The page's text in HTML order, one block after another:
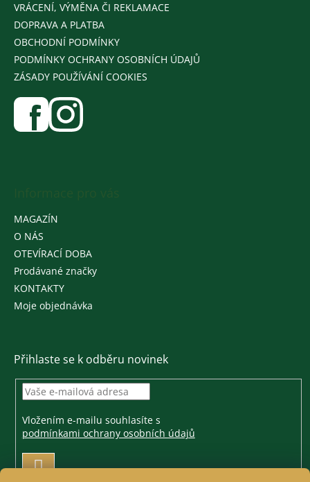
VRÁCENÍ, VÝMĚNA ČI REKLAMACE
DOPRAVA A PLATBA
OBCHODNÍ PODMÍNKY
PODMÍNKY OCHRANY OSOBNÍCH ÚDAJŮ
ZÁSADY POUŽÍVÁNÍ COOKIES
MAGAZÍN
O NÁS
OTEVÍRACÍ DOBA
Prodávané značky
KONTAKTY
Moje objednávka
Přihlaste se k odběru novinek
Vložením e-mailu souhlasíte s
podmínkami ochrany osobních údajů
PŘIHLÁSIT